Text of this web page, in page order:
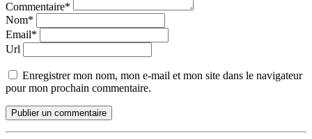
Commentaire*
Nom*
Email*
Url
Enregistrer mon nom, mon e-mail et mon site dans le navigateur
pour mon prochain commentaire.